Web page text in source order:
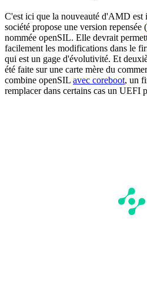
C'est ici que la nouveauté d'AMD est
société propose une version repensée (
nommée openSIL. Elle devrait
facilement les modifications dans le
qui est un gage d'évolutivité. Et
été faite sur une carte mère du
combine openSIL avec coreboot, un
remplacer dans certains cas un UEFI